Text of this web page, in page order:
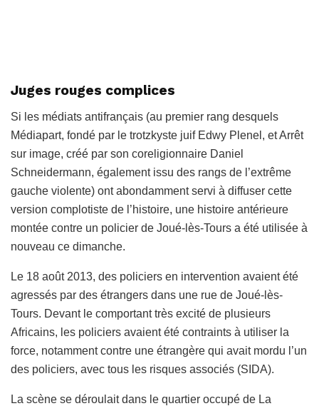
Juges rouges complices
Si les médiats antifrançais (au premier rang desquels
Médiapart, fondé par le trotzkyste juif Edwy Plenel, et Arrêt
sur image, créé par son coreligionnaire Daniel
Schneidermann, également issu des rangs de l’extrême
gauche violente) ont abondamment servi à diffuser cette
version complotiste de l’histoire, une histoire antérieure
montée contre un policier de Joué-lès-Tours a été utilisée à
nouveau ce dimanche.
Le 18 août 2013, des policiers en intervention avaient été
agressés par des étrangers dans une rue de Joué-lès-
Tours. Devant le comportant très excité de plusieurs
Africains, les policiers avaient été contraints à utiliser la
force, notamment contre une étrangère qui avait mordu l’un
des policiers, avec tous les risques associés (SIDA).
La scène se déroulait dans le quartier occupé de La